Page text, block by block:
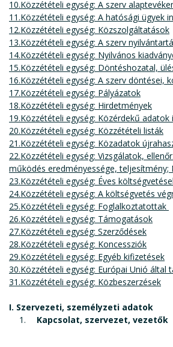
10.Közzétételi egység: A szerv
11.Közzétételi egység: A hatósági ügyek
12.Közzétételi egység: Közszolgáltatások
13.Közzétételi egység: A szerv
14.Közzétételi egység: Nyilvános
15.Közzétételi egység: Döntéshozatal,
16.Közzétételi egység: A szerv döntései,
17.Közzétételi egység: Pályázatok
18.Közzétételi egység: Hirdetmények
19.Közzétételi egység: Közérdekű adatok
20.Közzétételi egység: Közzétételi listák
21.Közzétételi egység: Közadatok
22.Közzétételi egység: Vizsgálatok,
működés eredményessége, teljesítmény;
23.Közzétételi egység: Éves
24.Közzétételi egység: A költségvetés
25.Közzétételi egység: Foglalkoztatottak
26.Közzétételi egység: Támogatások
27.Közzétételi egység: Szerződések
28.Közzétételi egység: Koncessziók
29.Közzétételi egység: Egyéb kifizetések
30.Közzétételi egység: Európai Unió
31.Közzétételi egység: Közbeszerzések
I. Szervezeti, személyzeti adatok
Kapcsolat, szervezet, vezetők